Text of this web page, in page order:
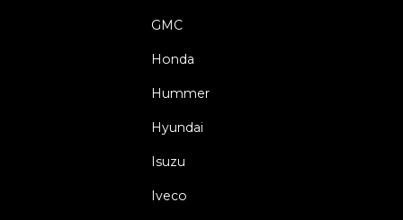
GMC
Honda
Hummer
Hyundai
Isuzu
Iveco